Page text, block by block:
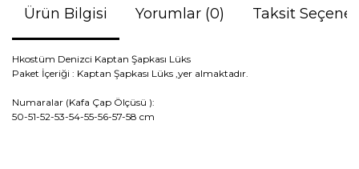
Ürün Bilgisi Yorumlar (0) Taksit
Hkostüm Denizci Kaptan Şapkası Lüks
Paket İçeriği : Kaptan Şapkası Lüks ,yer almaktadır.
Numaralar (Kafa Çap Ölçüsü ):
50-51-52-53-54-55-56-57-58 cm